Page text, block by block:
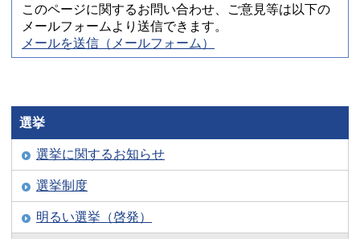
このページに関するお問い合わせ、ご意見等は以下の
メールフォームより送信できます。
メールを送信（メールフォーム）
選挙
選挙に関するお知らせ
選挙制度
明るい選挙（啓発）